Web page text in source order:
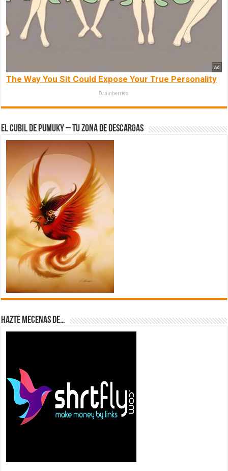
The Way You Sit Could Expose Your True Personality
Brainberries
El Cubil de Pumuky – Tu zona de Descargas
Hazte Mecenas de…